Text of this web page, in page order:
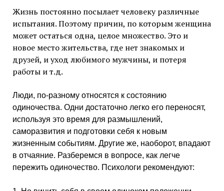
Жизнь постоянно посылает человеку различные
испытания. Поэтому причин, по которым женщина
может остаться одна, целое множество. Это и
новое место жительства, где нет знакомых и
друзей, и уход любимого мужчины, и потеря
работы и т.д.
Люди, по-разному относятся к состоянию
одиночества. Одни достаточно легко его переносят,
используя это время для размышлений,
саморазвития и подготовки себя к новым
жизненным событиям. Другие же, наоборот, впадают
в отчаяние. Разберемся в вопросе, как легче
пережить одиночество. Психологи рекомендуют: